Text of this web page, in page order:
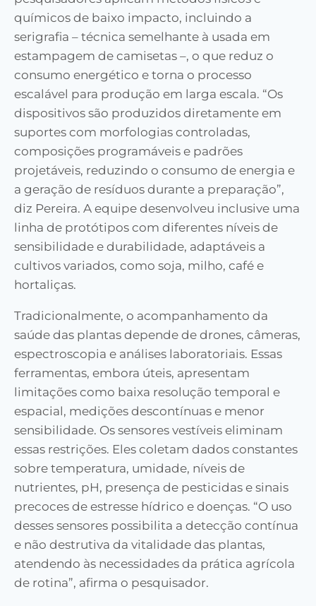
químicos de baixo impacto, incluindo a
serigrafia – técnica semelhante à usada em
estampagem de camisetas –, o que reduz o
consumo energético e torna o processo
escalável para produção em larga escala. “Os
dispositivos são produzidos diretamente em
suportes com morfologias controladas,
composições programáveis e padrões
projetáveis, reduzindo o consumo de energia e
a geração de resíduos durante a preparação”,
diz Pereira. A equipe desenvolveu inclusive uma
linha de protótipos com diferentes níveis de
sensibilidade e durabilidade, adaptáveis a
cultivos variados, como soja, milho, café e
hortaliças.
Tradicionalmente, o acompanhamento da
saúde das plantas depende de drones, câmeras,
espectroscopia e análises laboratoriais. Essas
ferramentas, embora úteis, apresentam
limitações como baixa resolução temporal e
espacial, medições descontínuas e menor
sensibilidade. Os sensores vestíveis eliminam
essas restrições. Eles coletam dados constantes
sobre temperatura, umidade, níveis de
nutrientes, pH, presença de pesticidas e sinais
precoces de estresse hídrico e doenças. “O uso
desses sensores possibilita a detecção contínua
e não destrutiva da vitalidade das plantas,
atendendo às necessidades da prática agrícola
de rotina”, afirma o pesquisador.